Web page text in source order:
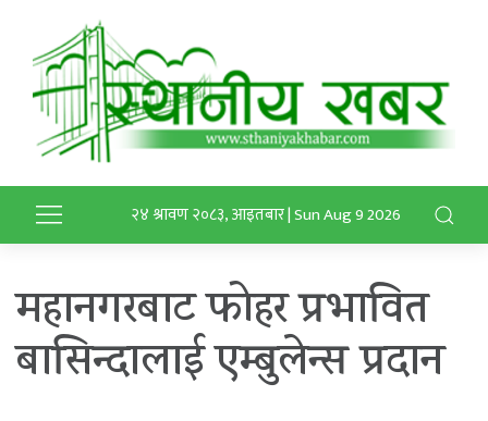
२४ श्रावण २०८३, आइतबार | Sun Aug 9 2026
महानगरबाट फोहर प्रभावित
बासिन्दालाई एम्बुलेन्स प्रदान